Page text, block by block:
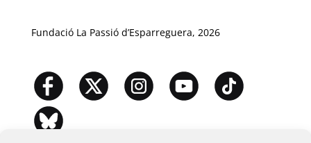
Fundació La Passió d’Esparreguera, 2026